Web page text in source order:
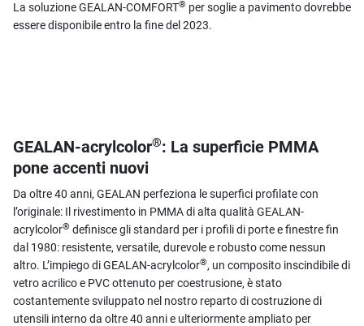
La soluzione GEALAN-COMFORT® per soglie a pavimento dovrebbe
essere disponibile entro la fine del 2023.
GEALAN-acrylcolor®: La superficie PMMA
pone accenti nuovi
Da oltre 40 anni, GEALAN perfeziona le superfici profilate con
l’originale: Il rivestimento in PMMA di alta qualità GEALAN-
acrylcolor® definisce gli standard per i profili di porte e finestre fin
dal 1980: resistente, versatile, durevole e robusto come nessun
altro. L’impiego di GEALAN-acrylcolor®, un composito inscindibile di
vetro acrilico e PVC ottenuto per coestrusione, è stato
costantemente sviluppato nel nostro reparto di costruzione di
utensili interno da oltre 40 anni e ulteriormente ampliato per